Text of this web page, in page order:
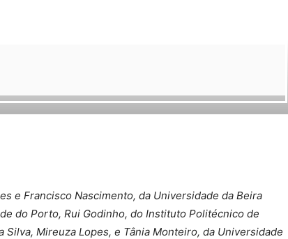
e Francisco Nascimento, da Universidade da Beira
do Porto, Rui Godinho, do Instituto Politécnico de
Mireuza Lopes, e Tânia Monteiro, da Universidade